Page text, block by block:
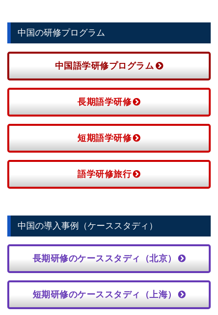
中国の研修プログラム
中国語学研修プログラム
長期語学研修
短期語学研修
語学研修旅行
中国の導入事例（ケーススタディ）
長期研修のケーススタディ（北京）
短期研修のケーススタディ（上海）